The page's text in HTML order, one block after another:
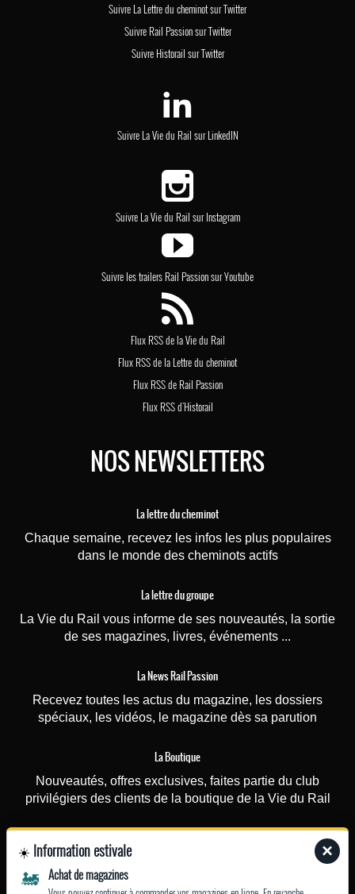
Suivre La Lettre du cheminot sur Twitter
Suivre Rail Passion sur Twitter
Suivre Historail sur Twitter
Suivre La Vie du Rail sur LinkedIN
Suivre La Vie du Rail sur Instagram
Suivre les trailers Rail Passion sur Youtube
Flux RSS de la Vie du Rail
Flux RSS de la Lettre du cheminot
Flux RSS de Rail Passion
Flux RSS d'Historail
NOS NEWSLETTERS
La lettre du cheminot
Chaque semaine, recevez les infos les plus populaires
dans le monde des cheminots actifs
La lettre du groupe
La Vie du Rail vous informe de ses nouveautés, la sortie
de ses magazines, livres, événements ...
La News Rail Passion
Recevez toutes les actus du magazine, les dossiers
spéciaux, les vidéos, le magazine dès sa parution
La Boutique
Nouveautés, offres exclusives, faites partie du club
privilégiers des clients de la boutique de la Vie du Rail
Recevez une fois par mois nos actualités (nouvelles
photographies ou affiches touristiques rajoutées sur le site)
×
☀️ Information estivale
🚂 Achat de magazines